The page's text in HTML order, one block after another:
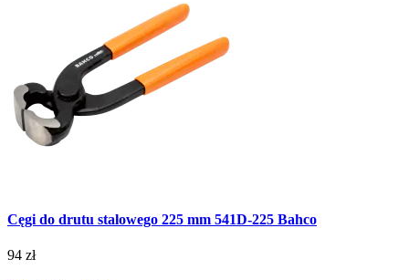
Cęgi do drutu stalowego 225 mm 541D-225 Bahco
94 zł